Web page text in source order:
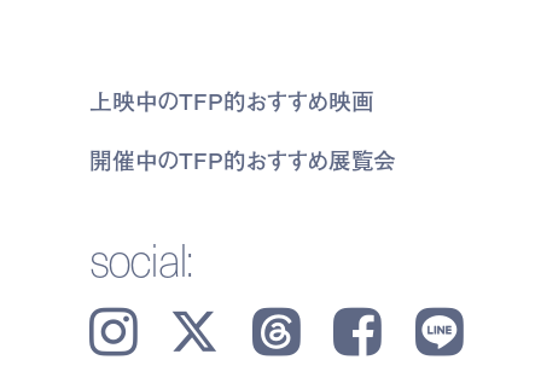
上映中のTFP的おすすめ映画
開催中のTFP的おすすめ展覧会
social:
Instagram 𝕏 Threads Facebook LINE